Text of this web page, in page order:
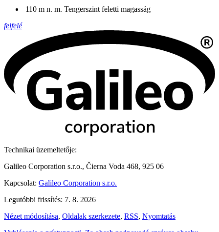
110 m n. m. Tengerszint feletti magasság
felfelé
Technikai üzemeltetője:
Galileo Corporation s.r.o., Čierna Voda 468, 925 06
Kapcsolat: Galileo Corporation s.r.o.
Legutóbbi frissítés: 7. 8. 2026
Nézet módosítása, Oldalak szerkezete, RSS, Nyomtatás